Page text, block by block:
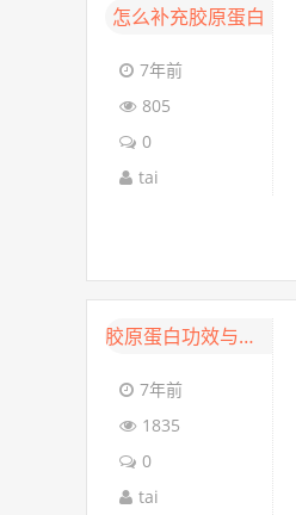
怎么补充胶原蛋白
7年前
805
0
tai
胶原蛋白功效与作用
7年前
1835
0
tai